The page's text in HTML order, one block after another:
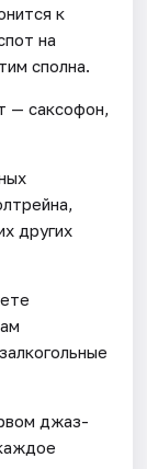
к
на
сполна.
— саксофон,
других
джаз-